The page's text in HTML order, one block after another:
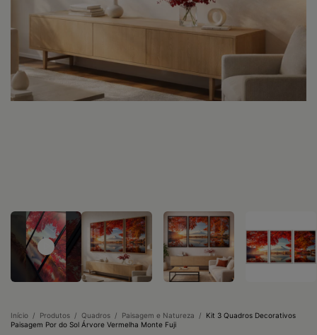
Início / Produtos / Quadros / Paisagem e Natureza /
Kit 3 Quadros Decorativos
Paisagem Por do Sol Árvore Vermelha Monte Fuji